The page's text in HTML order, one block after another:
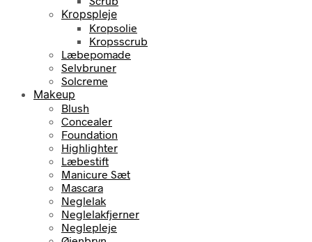
Kropspleje
Kropsolie
Kropsscrub
Læbepomade
Selvbruner
Solcreme
Makeup
Blush
Concealer
Foundation
Highlighter
Læbestift
Manicure Sæt
Mascara
Neglelak
Neglelakfjerner
Neglepleje